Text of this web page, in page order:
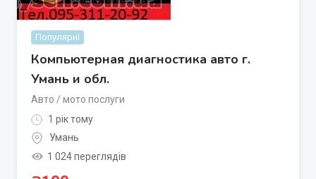
Популярні
Компьютерная диагностика авто г.
Умань и обл.
Авто / мото послуги
1 рік тому
Умань
1 024 переглядів